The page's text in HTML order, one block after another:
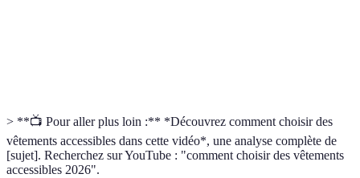
> **📺 Pour aller plus loin :** *Découvrez comment choisir des
vêtements accessibles dans cette vidéo*, une analyse complète de
[sujet]. Recherchez sur YouTube : "comment choisir des vêtements
accessibles 2026".